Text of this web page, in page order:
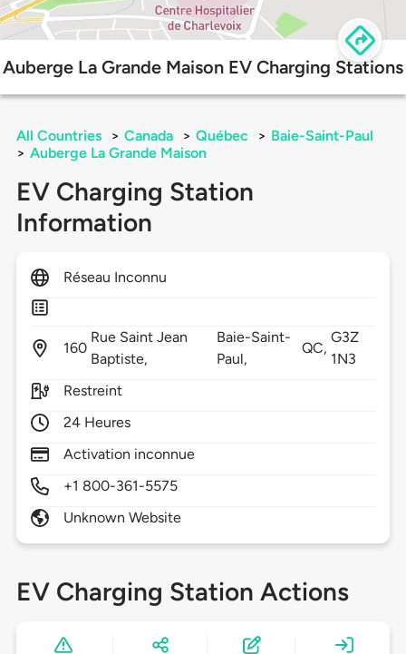
Auberge La Grande Maison EV Charging Stations
All Countries > Canada > Québec > Baie-Saint-Paul
> Auberge La Grande Maison
EV Charging Station
Information
Réseau Inconnu
160
Rue Saint Jean
Baptiste,
Baie-Saint-
Paul,
QC,
G3Z
1N3
Restreint
24 Heures
Activation inconnue
+1 800-361-5575
Unknown Website
EV Charging Station Actions